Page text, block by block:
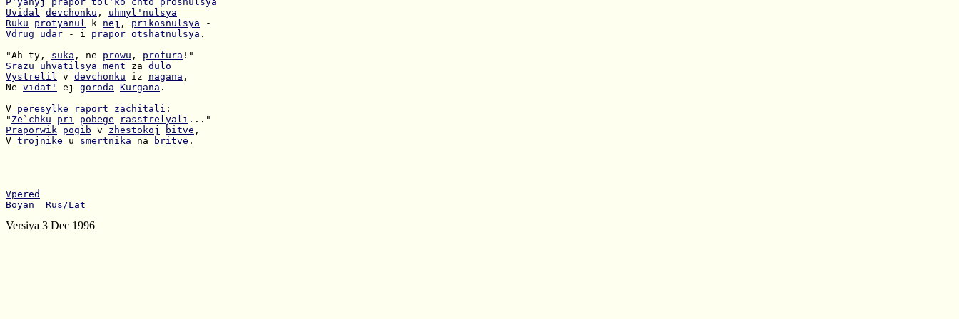
Uvidal devchonku , uhmyl'nulsya
Ruku
protyanul k nej , prikosnulsya
Vdrug
udar - i prapor otshatnulsya .
"Ah ty, suka , ne prowu , profura
Srazu
uhvatilsya ment za dulo
Vystrelil v devchonku iz nagana
Ne vidat' ej goroda Kurgana .
V peresylke raport zachitali
" Ze`chku pri pobege rasstrelyali
Praporwik pogib v zhestokoj bitve
V trojnike u smertnika na britve .
Vpered
Boyan
Rus/Lat
Versiya 3 Dec 1996